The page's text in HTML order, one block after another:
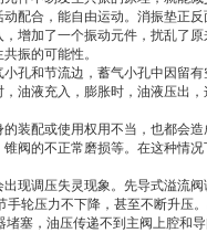
配合，能自由运动。消振垫正
增加了一个振动元件，扰乱了
振的可能性。
孔和节流边，蓄气小孔中因留
油液充入，膨胀时，油液压出
装配或使用权用不当，也都会
阀的不正常磨损等。在这种情况
现调压失灵现象。先导式溢流
手轮压力不下降，甚至不断升压
堵塞，油压传递不到主阀上腔和